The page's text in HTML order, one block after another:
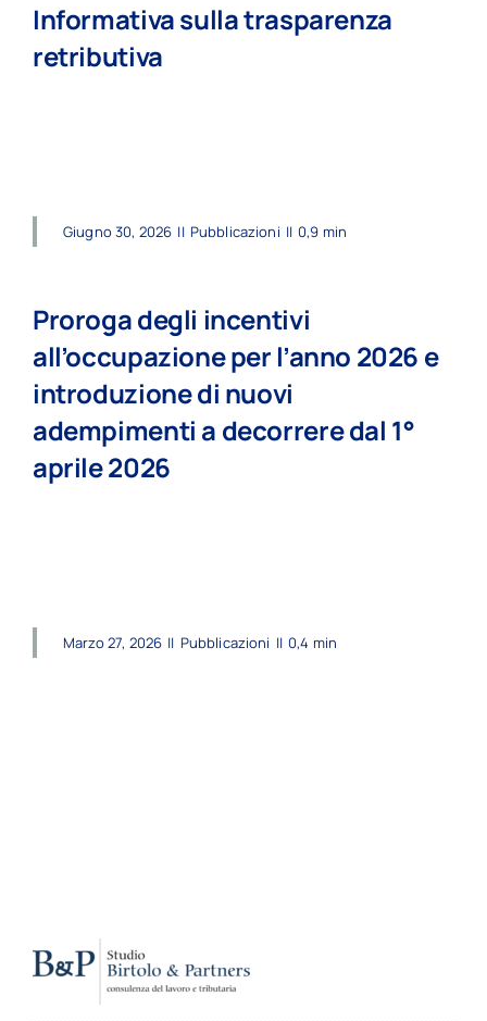
Informativa sulla trasparenza
retributiva
Giugno 30, 2026 || Pubblicazioni || 0,9 min
Proroga degli incentivi
all’occupazione per l’anno 2026 e
introduzione di nuovi
adempimenti a decorrere dal 1°
aprile 2026
Marzo 27, 2026 || Pubblicazioni || 0,4 min